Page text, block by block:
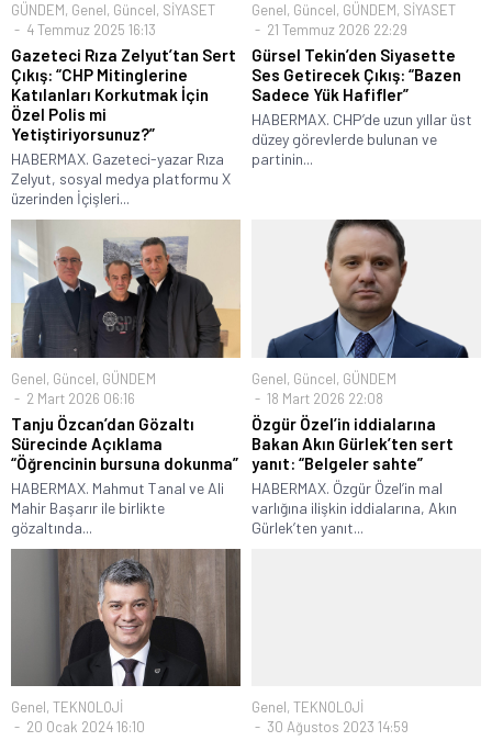
GÜNDEM, Genel, Güncel, SİYASET
4 Temmuz 2025 16:13
Gazeteci Rıza Zelyut’tan Sert
Çıkış: “CHP Mitinglerine
Katılanları Korkutmak İçin
Özel Polis mi
Yetiştiriyorsunuz?”
HABERMAX. Gazeteci-yazar Rıza
Zelyut, sosyal medya platformu X
üzerinden İçişleri...
Genel, Güncel, GÜNDEM, SİYASET
21 Temmuz 2026 22:29
Gürsel Tekin’den Siyasette
Ses Getirecek Çıkış: “Bazen
Sadece Yük Hafifler”
HABERMAX. CHP’de uzun yıllar üst
düzey görevlerde bulunan ve
partinin...
Genel, Güncel, GÜNDEM
2 Mart 2026 06:16
Tanju Özcan’dan Gözaltı
Sürecinde Açıklama
“Öğrencinin bursuna dokunma”
HABERMAX. Mahmut Tanal ve Ali
Mahir Başarır ile birlikte
gözaltında...
Genel, Güncel, GÜNDEM
18 Mart 2026 22:08
Özgür Özel’in iddialarına
Bakan Akın Gürlek’ten sert
yanıt: “Belgeler sahte”
HABERMAX. Özgür Özel’in mal
varlığına ilişkin iddialarına, Akın
Gürlek’ten yanıt...
Genel, TEKNOLOJİ
20 Ocak 2024 16:10
Genel, TEKNOLOJİ
30 Ağustos 2023 14:59